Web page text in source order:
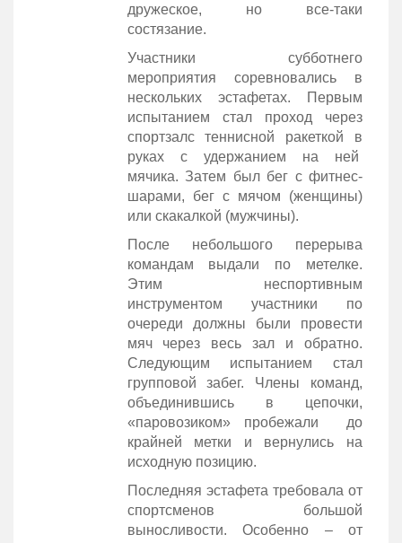
дружеское, но все-таки
состязание.
Участники субботнего
мероприятия соревновались в
нескольких эстафетах. Первым
испытанием стал проход через
спортзалс теннисной ракеткой в
руках с удержанием на ней
мячика. Затем был бег с фитнес-
шарами, бег с мячом (женщины)
или скакалкой (мужчины).
После небольшого перерыва
командам выдали по метелке.
Этим неспортивным
инструментом участники по
очереди должны были провести
мяч через весь зал и обратно.
Следующим испытанием стал
групповой забег. Члены команд,
объединившись в цепочки,
«паровозиком» пробежали до
крайней метки и вернулись на
исходную позицию.
Последняя эстафета требовала от
спортсменов большой
выносливости. Особенно – от